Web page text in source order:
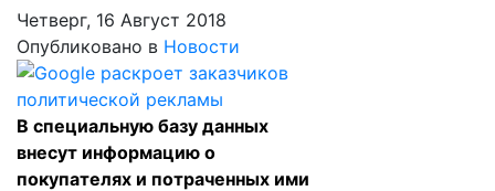
Четверг, 16 Август 2018
Опубликовано в Новости
В специальную базу данных
внесут информацию о
покупателях и потраченных ими